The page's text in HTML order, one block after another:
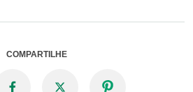
COMPARTILHE